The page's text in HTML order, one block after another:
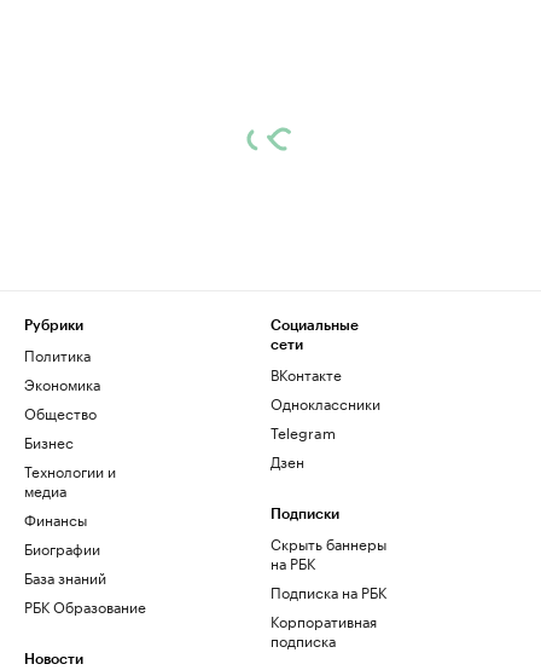
Рубрики
Политика
Экономика
Общество
Бизнес
Технологии и
медиа
Финансы
Биографии
База знаний
РБК Образование
Новости
Социальные
сети
ВКонтакте
Одноклассники
Telegram
Дзен
Подписки
Скрыть баннеры
на РБК
Подписка на РБК
Корпоративная
подписка